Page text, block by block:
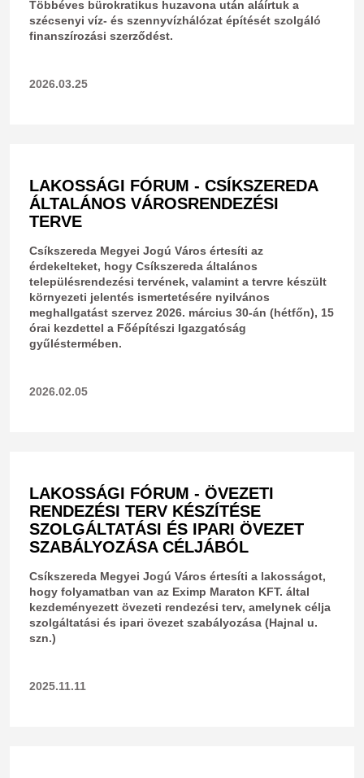
Többéves bürokratikus huzavona után aláírtuk a
szécsenyi víz- és szennyvízhálózat építését szolgáló
finanszírozási szerződést.
2026.03.25
LAKOSSÁGI FÓRUM - CSÍKSZEREDA
ÁLTALÁNOS VÁROSRENDEZÉSI
TERVE
Csíkszereda Megyei Jogú Város értesíti az
érdekelteket, hogy Csíkszereda általános
településrendezési tervének, valamint a tervre készült
környezeti jelentés ismertetésére nyilvános
meghallgatást szervez 2026. március 30-án (hétfőn), 15
órai kezdettel a Főépítészi Igazgatóság
gyűléstermében.
2026.02.05
LAKOSSÁGI FÓRUM - ÖVEZETI
RENDEZÉSI TERV KÉSZÍTÉSE
SZOLGÁLTATÁSI ÉS IPARI ÖVEZET
SZABÁLYOZÁSA CÉLJÁBÓL
Csíkszereda Megyei Jogú Város értesíti a lakosságot,
hogy folyamatban van az Eximp Maraton KFT. által
kezdeményezett övezeti rendezési terv, amelynek célja
szolgáltatási és ipari övezet szabályozása (Hajnal u.
szn.)
2025.11.11